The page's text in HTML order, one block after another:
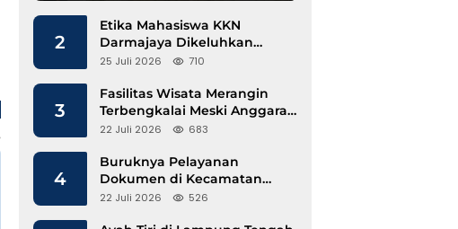
2
Etika Mahasiswa KKN
Darmajaya Dikeluhkan
Kepala Pekon Sinar Jawa
25 Juli 2026 710
3
Fasilitas Wisata Merangin
Terbengkalai Meski Anggaran
Perawatan Terus Mengalir
22 Juli 2026 683
4
Buruknya Pelayanan
Dokumen di Kecamatan
Pangkalan Susu, Kinerja
22 Juli 2026 526